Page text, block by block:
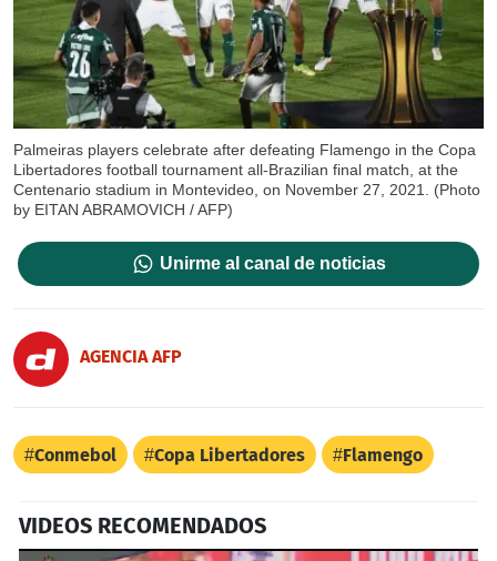
Palmeiras players celebrate after defeating Flamengo in the Copa
Libertadores football tournament all-Brazilian final match, at the
Centenario stadium in Montevideo, on November 27, 2021. (Photo
by EITAN ABRAMOVICH / AFP)
Unirme al canal de noticias
AGENCIA AFP
Conmebol Copa Libertadores Flamengo
VIDEOS RECOMENDADOS